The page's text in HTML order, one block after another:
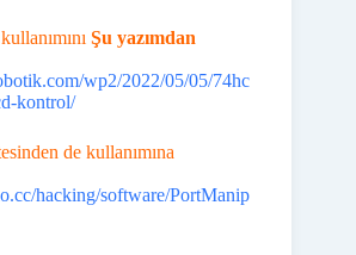
Şu yazımdan
wp2/2022/05/05/74hc
kontrol/
de kullanımına
hacking/software/PortManip